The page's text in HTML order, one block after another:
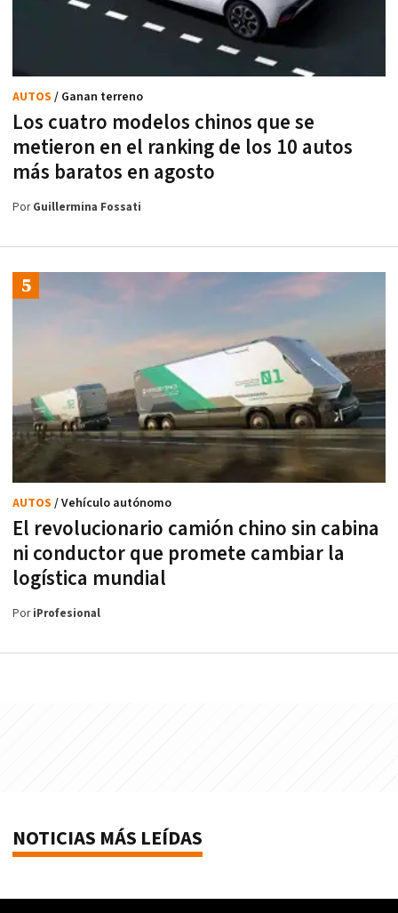
Los cuatro modelos chinos que se
metieron en el ranking de los 10 autos
más baratos en agosto
AUTOS / Ganan terreno
PorGuillermina Fossati
El revolucionario camión chino sin cabina
ni conductor que promete cambiar la
logística mundial
AUTOS / Vehículo autónomo
PoriProfesional
NOTICIAS MÁS LEÍDAS